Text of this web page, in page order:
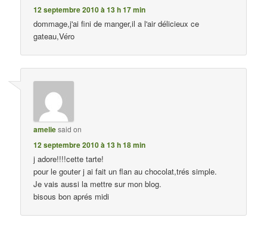
12 septembre 2010 à 13 h 17 min
dommage,j'ai fini de manger,il a l'air délicieux ce
gateau,Véro
ameliesaid on
12 septembre 2010 à 13 h 18 min
j adore!!!!cette tarte!
pour le gouter j ai fait un flan au chocolat,trés simple.
Je vais aussi la mettre sur mon blog.
bisous bon aprés midi